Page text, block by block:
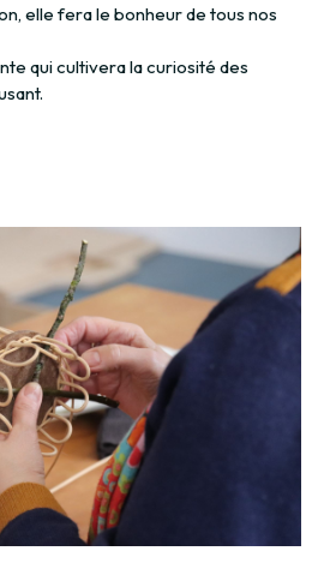
elle fera le bonheur de tous nos
qui cultivera la curiosité des